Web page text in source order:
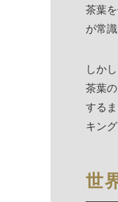
茶葉
が常
しか
茶葉
する
キン
世